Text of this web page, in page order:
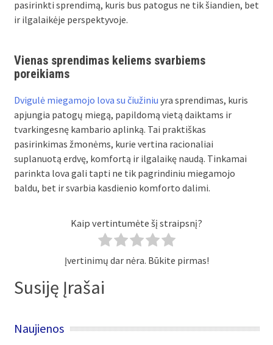
pasirinkti sprendimą, kuris bus patogus ne tik šiandien, bet
ir ilgalaikėje perspektyvoje.
Vienas sprendimas keliems svarbiems
poreikiams
Dvigulė miegamojo lova su čiužiniuyra sprendimas, kuris
apjungia patogų miegą, papildomą vietą daiktams ir
tvarkingesnę kambario aplinką. Tai praktiškas
pasirinkimas žmonėms, kurie vertina racionaliai
suplanuotą erdvę, komfortą ir ilgalaikę naudą. Tinkamai
parinkta lova gali tapti ne tik pagrindiniu miegamojo
baldu, bet ir svarbia kasdienio komforto dalimi.
Kaip vertintumėte šį straipsnį?
Įvertinimų dar nėra. Būkite pirmas!
Susiję Įrašai
Naujienos